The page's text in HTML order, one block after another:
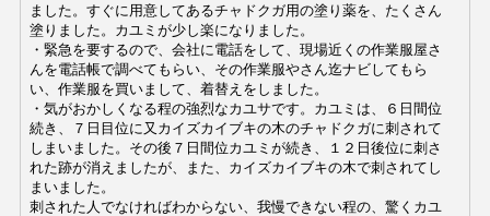
ました。 すぐに用意してあるチャドクガ用の塗り薬を、たくさん
塗りました。 カユミが少し楽になりました。
・緊急を要するので、会社に電話をして、現場近くの作業服屋さ
んを電話帳で調べてもらい、その作業服やさん迄ナビしてもら
い、作業服を買いまして、着替えをしました。
・気がおかしくなる程の強烈なカユサです。カユミは、６日間位
続き、７日目位に又カイズカイブキの木のチャドクガに刺されて
しまいました。その後７日間位カユミが続き、１２日後位に刺さ
れた跡が消えましたが、また、カイズカイブキの木で刺されてし
まいました。
刺された人でなければわからない、我慢できない程の、驚くカユ